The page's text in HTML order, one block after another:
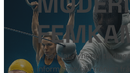
Vi samlar nyheter,
information om träning